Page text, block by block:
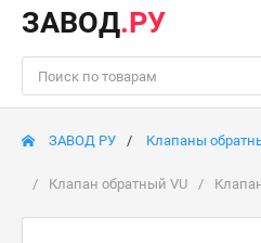
ЗАВОД.РУ
ЗАВОД РУ Клапаны
Клапан обратный VU